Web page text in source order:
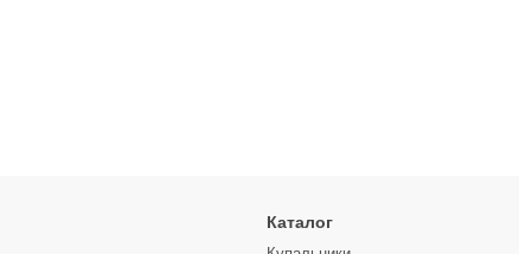
Каталог